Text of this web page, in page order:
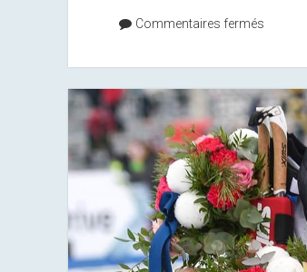
pour
en
mass-
start
Commentaires fermés